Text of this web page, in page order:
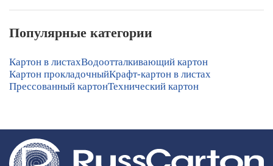
Популярные категории
Картон в листахВодоотталкивающий картон
Картон прокладочныйКрафт-картон в листах
Прессованный картонТехнический картон